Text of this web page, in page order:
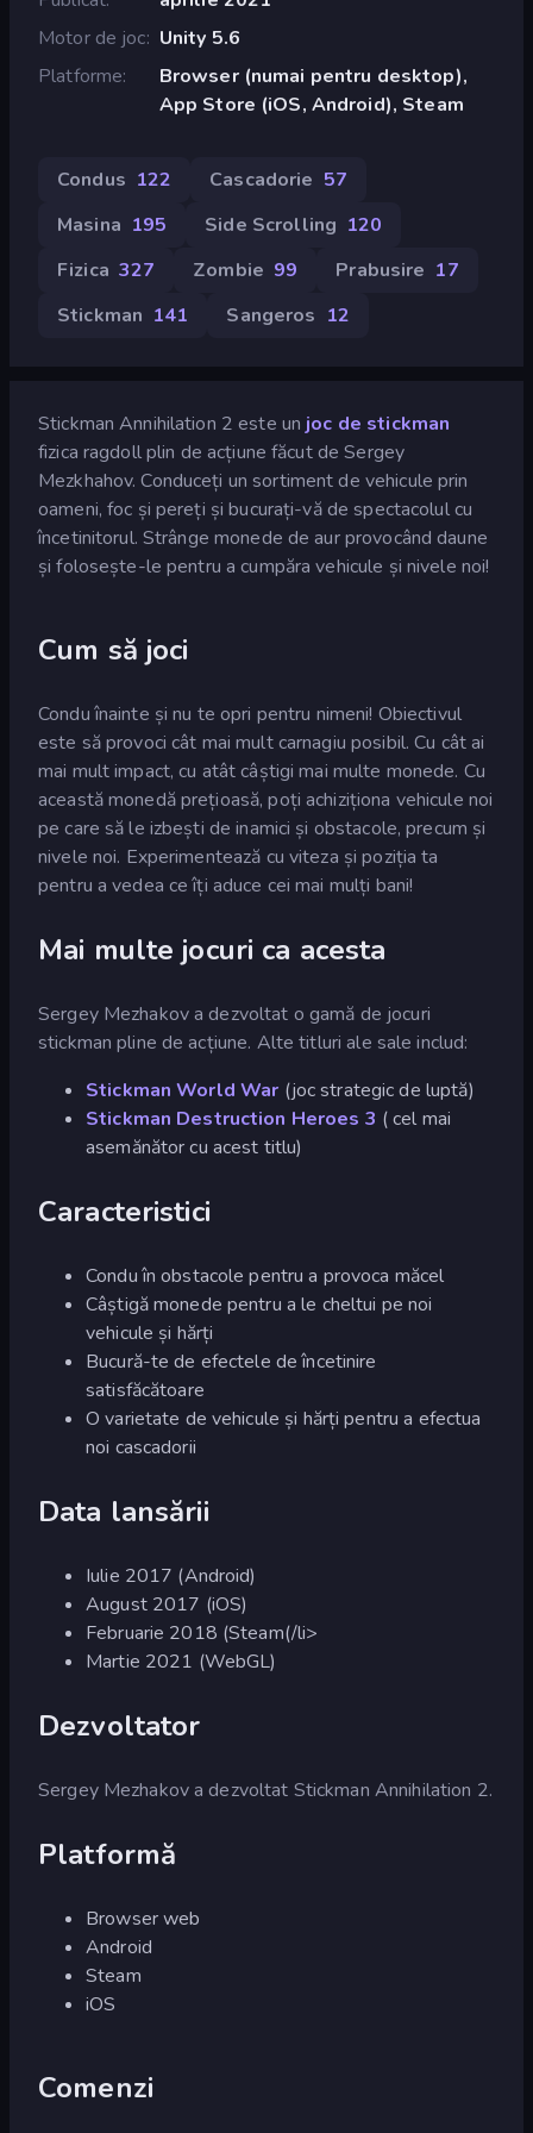
Motor de joc Unity 5.6
Platforme
Browser (numai pentru desktop),
App Store (iOS, Android), Steam
Condus 122 Cascadorie 57
Masina 195 Side Scrolling 120
Fizica 327 Zombie 99 Prabusire 17
Stickman 141 Sangeros 12
Stickman Annihilation 2 este un joc de stickman
fizica ragdoll plin de acțiune făcut de Sergey
Mezkhahov. Conduceți un sortiment de vehicule prin
oameni, foc și pereți și bucurați-vă de spectacolul cu
încetinitorul. Strânge monede de aur provocând daune
și folosește-le pentru a cumpăra vehicule și nivele noi!
Cum să joci
Condu înainte și nu te opri pentru nimeni! Obiectivul
este să provoci cât mai mult carnagiu posibil. Cu cât ai
mai mult impact, cu atât câștigi mai multe monede. Cu
această monedă prețioasă, poți achiziționa vehicule noi
pe care să le izbești de inamici și obstacole, precum și
nivele noi. Experimentează cu viteza și poziția ta
pentru a vedea ce îți aduce cei mai mulți bani!
Mai multe jocuri ca acesta
Sergey Mezhakov a dezvoltat o gamă de jocuri
stickman pline de acțiune. Alte titluri ale sale includ:
Stickman World War (joc strategic de luptă)
Stickman Destruction Heroes 3 ( cel mai
asemănător cu acest titlu)
Caracteristici
Condu în obstacole pentru a provoca măcel
Câștigă monede pentru a le cheltui pe noi
vehicule și hărți
Bucură-te de efectele de încetinire
satisfăcătoare
O varietate de vehicule și hărți pentru a efectua
noi cascadorii
Data lansării
Iulie 2017 (Android)
August 2017 (iOS)
Februarie 2018 (Steam(/li>
Martie 2021 (WebGL)
Dezvoltator
Sergey Mezhakov a dezvoltat Stickman Annihilation 2.
Platformă
Browser web
Android
Steam
iOS
Comenzi